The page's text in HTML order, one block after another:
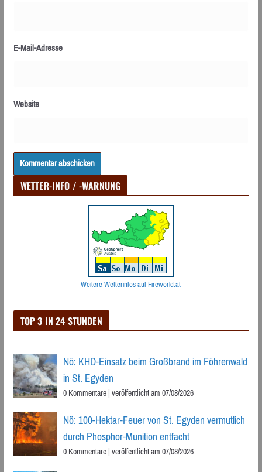
E-Mail-Adresse
Website
WETTER-INFO / -WARNUNG
Weitere Wetterinfos auf Fireworld.at
TOP 3 IN 24 STUNDEN
Nö: KHD-Einsatz beim Großbrand im Föhrenwald
in St. Egyden
0 Kommentare|veröffentlicht am 07/08/2026
Nö: 100-Hektar-Feuer von St. Egyden vermutlich
durch Phosphor-Munition entfacht
0 Kommentare|veröffentlicht am 07/08/2026